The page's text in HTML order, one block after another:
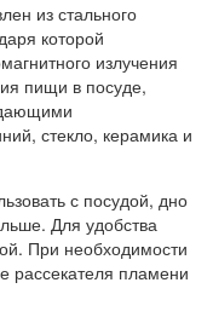
из стального
которой
излучения
пищи в посуде,
стекло, керамика и
с посудой, дно
Для удобства
При необходимости
рассекателя пламени